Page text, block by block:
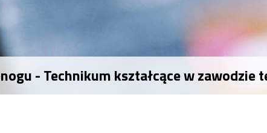
- Technikum kształcące w